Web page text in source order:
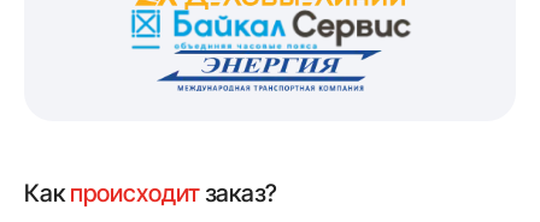
Какпроисходитзаказ?